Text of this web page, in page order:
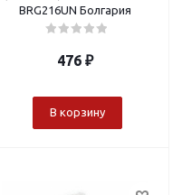
BRG216UN Болгария
476₽
В корзину